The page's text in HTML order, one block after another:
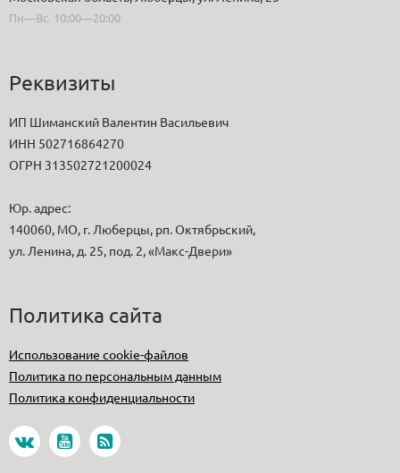
Пн—Вс 10:00—20:00
Реквизиты
ИП Шиманский Валентин Васильевич
ИНН 502716864270
ОГРН 313502721200024
Юр. адрес:
140060, МО, г. Люберцы, рп. Октябрьский,
ул. Ленина, д. 25, под. 2, «Макс-Двери»
Политика сайта
Использование cookie-файлов
Политика по персональным данным
Политика конфиденциальности